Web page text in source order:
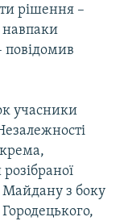
рішення –
навпаки
повідомив
учасники
Майдану з боку